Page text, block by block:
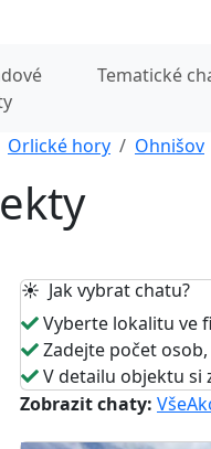
Tematické
Orlické hory Ohnišov
☀️ Jak vybrat chatu?
Vyberte lokalitu ve
Zadejte počet
V detailu objektu
Zobrazit chaty: Vše